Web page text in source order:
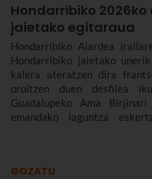
Hondarribiko
jaietako egitaraua
Hondarribiko Alardea
Hondarribiko jaietako
kalera ateratzen dira
oroitzen duen desfilea
Guadalupeko Ama
emandako laguntza
GOZATU